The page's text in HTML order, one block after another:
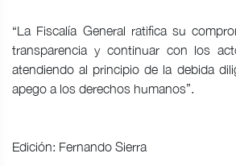
“La Fiscalía General ratifica su
transparencia y continuar con los
atendiendo al principio de la debida
apego a los derechos humanos”.
Edición: Fernando Sierra